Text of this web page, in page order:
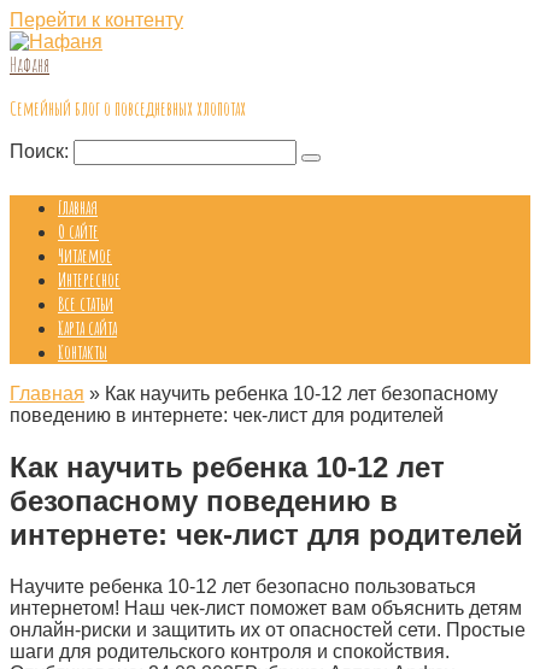
Перейти к контенту
Нафаня
Семейный блог о повседневных хлопотах
Поиск:
Главная
О сайте
Читаемое
Интересное
Все статьи
Карта сайта
Контакты
Главная » Как научить ребенка 10-12 лет безопасному
поведению в интернете: чек-лист для родителей
Как научить ребенка 10-12 лет
безопасному поведению в
интернете: чек-лист для родителей
Научите ребенка 10-12 лет безопасно пользоваться
интернетом! Наш чек-лист поможет вам объяснить детям
онлайн-риски и защитить их от опасностей сети. Простые
шаги для родительского контроля и спокойствия.